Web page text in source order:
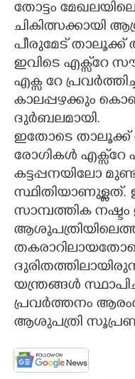
CARTOONS
LITERATURE
ZOOM
CONTACT US
തോട്ടം
ചികിത്സക്കായി
പീരുമേട്
ഇവിടെ എക്സ്‌റേ
എക്സ റേ
കാലപ്പഴക്കും
ദുർബലമായി.
ഇതോടെ
രോഗികൾ എക്സ്‌റേ
കട്ടപ്പനയിലോ
സ്ഥിതിയാണുള്ളത്.
സാമ്പത്തിക
യന്ത്രങ്ങൾ
പ്രവർത്തനം
ആശുപത്രി